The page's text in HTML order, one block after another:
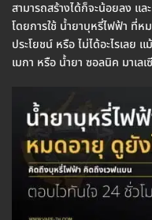
สามารถสร้างได้ก็จะน้อยลง แ
โดยการใช้ น้ำยาบุหรี่ไฟฟ้า ที่
ประโยชน์ หรือ ไม่ได้อะไรเลย
เมกา หรือ น้ำยา ซอลนิค มาเล